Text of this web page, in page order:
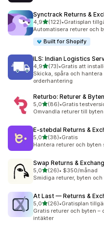
Synctrack Returns &
4,9av 5 stjärnor
(122)
122 recensioner totalt
•Gratisplan
Automatisera returer och
Built for Shopify
ILS: Indian Logistics
4,9av 5 stjärnor
(73)
73 recensioner totalt
•Gratis att
Skicka, spåra och
orderhantering
Returbo: Returer & Byten
5,0av 5 stjärnor
(86)
86 recensioner totalt
•Gratis
Omvandla returer till
E‑stebdal Returns &
5,0av 5 stjärnor
(38)
38 recensioner totalt
•Gratis
Hantera returer och byten
Swap Returns &
5,0av 5 stjärnor
(26)
26 recensioner totalt
• $350/månad
Smidiga returer, byten
At Last — Returns &
5,0av 5 stjärnor
(26)
26 recensioner totalt
•Gratisplan
Gratis returer och byten –
intäkter